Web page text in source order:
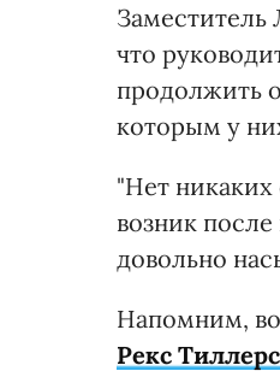
Заместитель
что
продолжить
которым у
"Нет никаких
возник
довольно
Напомним, во
Рекс